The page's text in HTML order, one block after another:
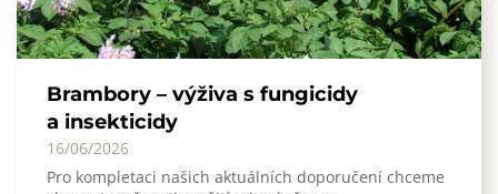
Brambory – výživa s fungicidy
a insekticidy
16/06/2026
Pro kompletaci našich aktuálních doporučení chceme